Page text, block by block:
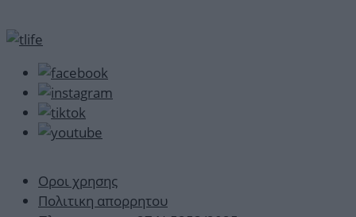
Οροι χρησης
Πολιτικη απορρητου